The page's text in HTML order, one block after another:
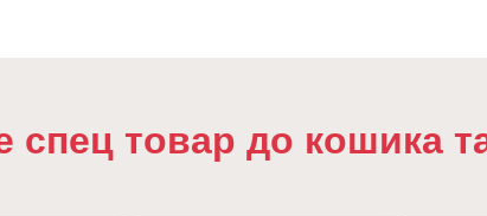
спец товар до кошика